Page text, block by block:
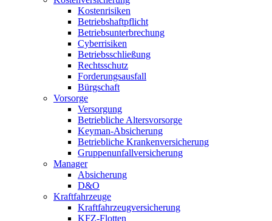
Kostenrisiken
Betriebshaftpflicht
Betriebsunterbrechung
Cyberrisiken
Betriebsschließung
Rechtsschutz
Forderungsausfall
Bürgschaft
Vorsorge
Versorgung
Betriebliche Altersvorsorge
Keyman-Absicherung
Betriebliche Krankenversicherung
Gruppenunfallversicherung
Manager
Absicherung
D&O
Kraftfahrzeuge
Kraftfahrzeugversicherung
KFZ-Flotten